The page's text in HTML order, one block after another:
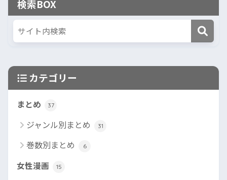
検索BOX
カテゴリー
まとめ 37
ジャンル別まとめ 31
巻数別まとめ 6
女性漫画 15